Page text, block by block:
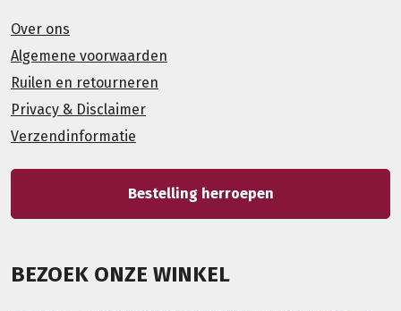
Over ons
Algemene voorwaarden
Ruilen en retourneren
Privacy & Disclaimer
Verzendinformatie
Bestelling herroepen
BEZOEK ONZE WINKEL